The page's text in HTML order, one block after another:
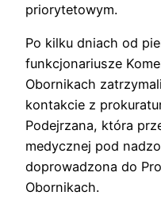
priorytetowym.
Po kilku dniach od
funkcjonariusze
Obornikach
kontakcie z
Podejrzana, która
medycznej pod
doprowadzona do
Obornikach.